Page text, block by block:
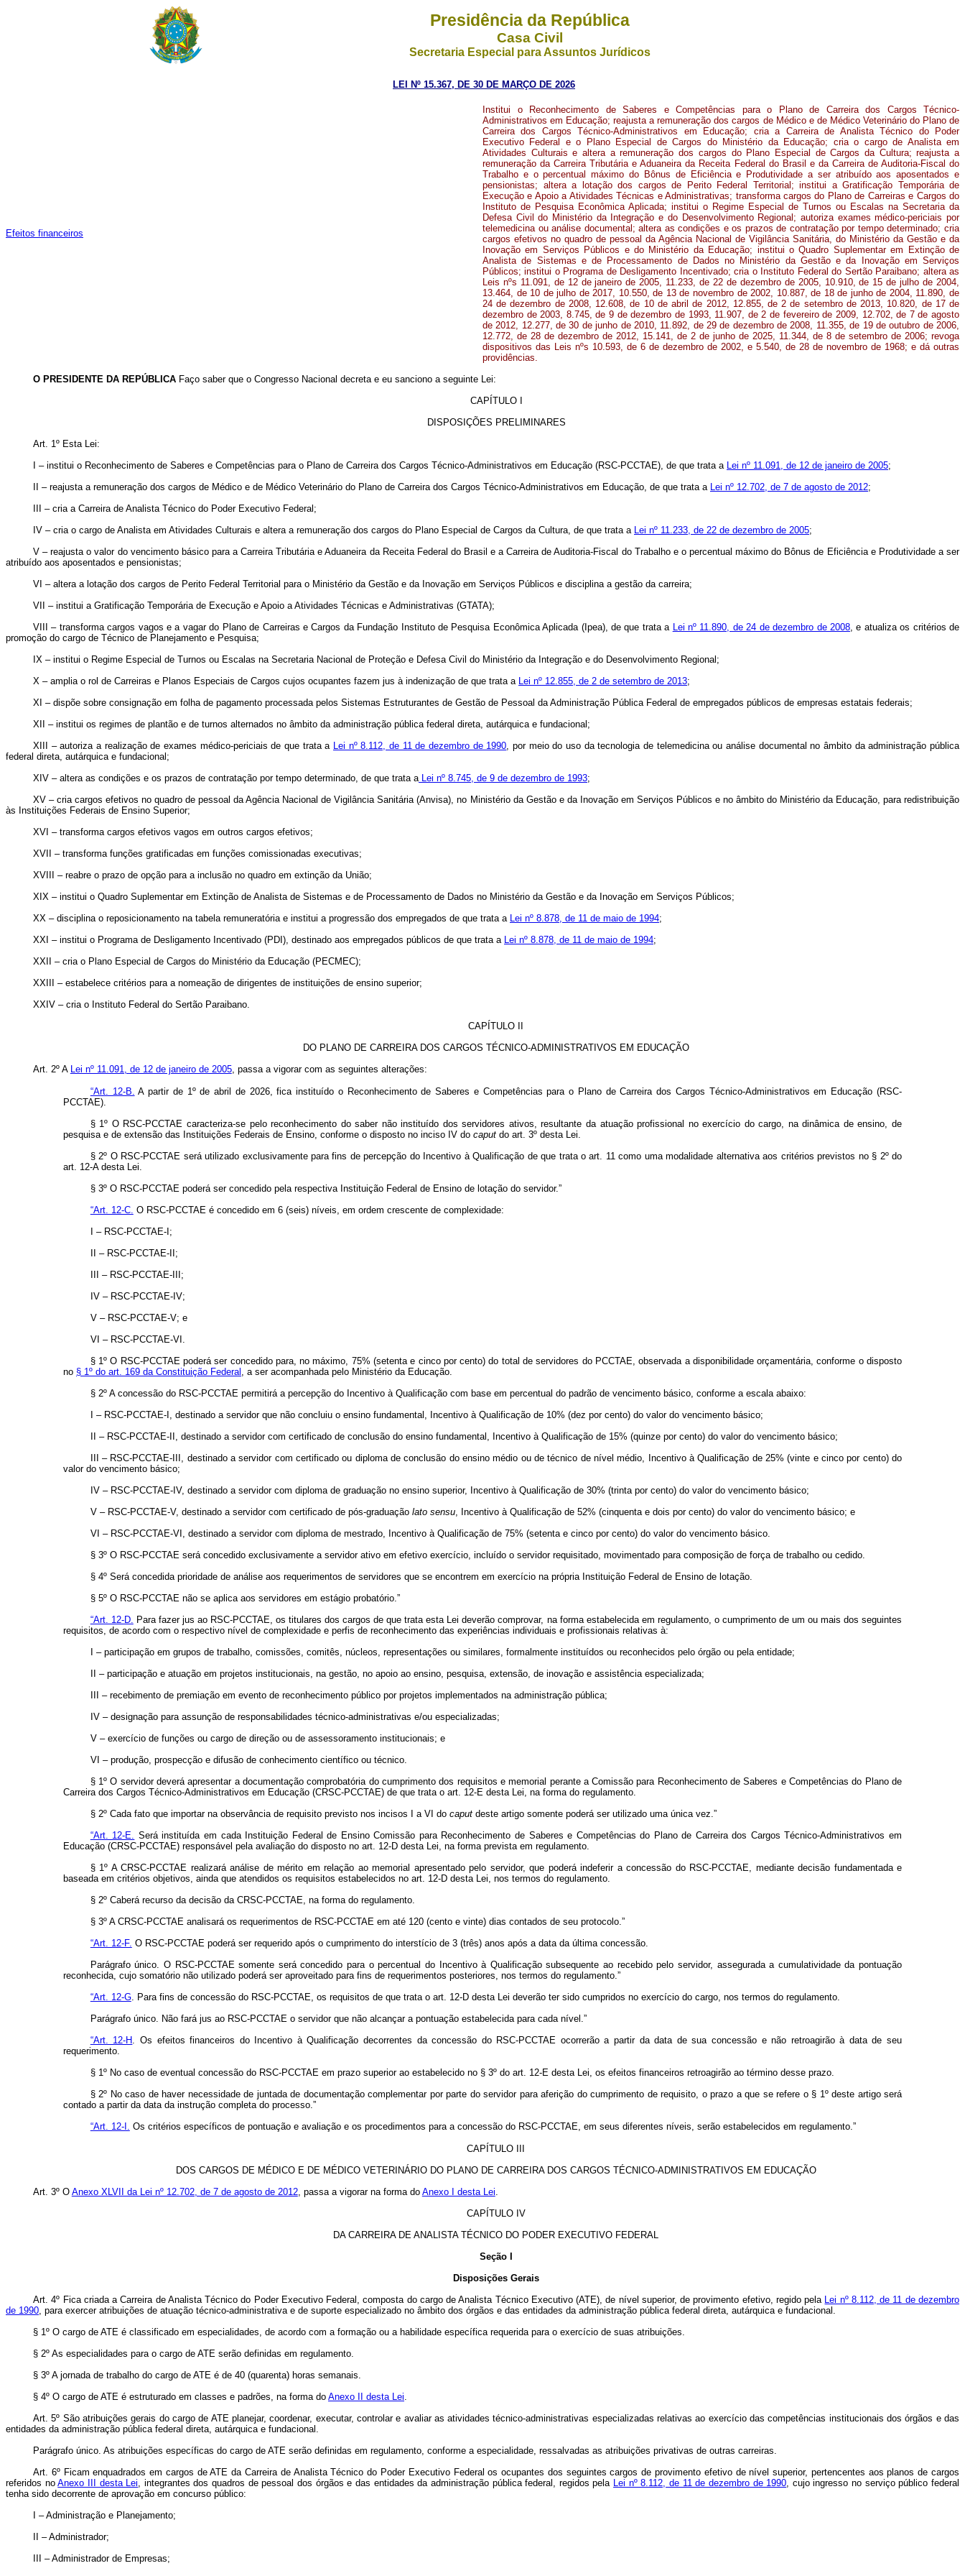
Presidência da República
Casa Civil
Secretaria Especial para Assuntos Jurídicos
LEI Nº 15.367, DE 30 DE MARÇO DE 2026
Efeitos financeiros
Institui o Reconhecimento de Saberes e Competências para o Plano de Carreira dos Cargos Técnico-
Administrativos em Educação; reajusta a remuneração dos cargos de Médico e de Médico Veterinário do Plano de
Carreira dos Cargos Técnico-Administrativos em Educação; cria a Carreira de Analista Técnico do Poder
Executivo Federal e o Plano Especial de Cargos do Ministério da Educação; cria o cargo de Analista em
Atividades Culturais e altera a remuneração dos cargos do Plano Especial de Cargos da Cultura; reajusta a
remuneração da Carreira Tributária e Aduaneira da Receita Federal do Brasil e da Carreira de Auditoria-Fiscal do
Trabalho e o percentual máximo do Bônus de Eficiência e Produtividade a ser atribuído aos aposentados e
pensionistas; altera a lotação dos cargos de Perito Federal Territorial; institui a Gratificação Temporária de
Execução e Apoio a Atividades Técnicas e Administrativas; transforma cargos do Plano de Carreiras e Cargos do
Instituto de Pesquisa Econômica Aplicada; institui o Regime Especial de Turnos ou Escalas na Secretaria da
Defesa Civil do Ministério da Integração e do Desenvolvimento Regional; autoriza exames médico-periciais por
telemedicina ou análise documental; altera as condições e os prazos de contratação por tempo determinado; cria
cargos efetivos no quadro de pessoal da Agência Nacional de Vigilância Sanitária, do Ministério da Gestão e da
Inovação em Serviços Públicos e do Ministério da Educação; institui o Quadro Suplementar em Extinção de
Analista de Sistemas e de Processamento de Dados no Ministério da Gestão e da Inovação em Serviços
Públicos; institui o Programa de Desligamento Incentivado; cria o Instituto Federal do Sertão Paraibano; altera as
Leis nºs 11.091, de 12 de janeiro de 2005, 11.233, de 22 de dezembro de 2005, 10.910, de 15 de julho de 2004,
13.464, de 10 de julho de 2017, 10.550, de 13 de novembro de 2002, 10.887, de 18 de junho de 2004, 11.890, de
24 de dezembro de 2008, 12.608, de 10 de abril de 2012, 12.855, de 2 de setembro de 2013, 10.820, de 17 de
dezembro de 2003, 8.745, de 9 de dezembro de 1993, 11.907, de 2 de fevereiro de 2009, 12.702, de 7 de agosto
de 2012, 12.277, de 30 de junho de 2010, 11.892, de 29 de dezembro de 2008, 11.355, de 19 de outubro de 2006,
12.772, de 28 de dezembro de 2012, 15.141, de 2 de junho de 2025, 11.344, de 8 de setembro de 2006; revoga
dispositivos das Leis nºs 10.593, de 6 de dezembro de 2002, e 5.540, de 28 de novembro de 1968; e dá outras
providências.
O PRESIDENTE DA REPÚBLICA Faço saber que o Congresso Nacional decreta e eu sanciono a seguinte Lei:
CAPÍTULO I
DISPOSIÇÕES PRELIMINARES
Art. 1º Esta Lei:
I – institui o Reconhecimento de Saberes e Competências para o Plano de Carreira dos Cargos Técnico-Administrativos em Educação (RSC-PCCTAE), de que trata a Lei nº 11.091, de 12 de janeiro de 2005;
II – reajusta a remuneração dos cargos de Médico e de Médico Veterinário do Plano de Carreira dos Cargos Técnico-Administrativos em Educação, de que trata a Lei nº 12.702, de 7 de agosto de 2012;
III – cria a Carreira de Analista Técnico do Poder Executivo Federal;
IV – cria o cargo de Analista em Atividades Culturais e altera a remuneração dos cargos do Plano Especial de Cargos da Cultura, de que trata a Lei nº 11.233, de 22 de dezembro de 2005;
V – reajusta o valor do vencimento básico para a Carreira Tributária e Aduaneira da Receita Federal do Brasil e a Carreira de Auditoria-Fiscal do Trabalho e o percentual máximo do Bônus de Eficiência e Produtividade a ser
atribuído aos aposentados e pensionistas;
VI – altera a lotação dos cargos de Perito Federal Territorial para o Ministério da Gestão e da Inovação em Serviços Públicos e disciplina a gestão da carreira;
VII – institui a Gratificação Temporária de Execução e Apoio a Atividades Técnicas e Administrativas (GTATA);
VIII – transforma cargos vagos e a vagar do Plano de Carreiras e Cargos da Fundação Instituto de Pesquisa Econômica Aplicada (Ipea), de que trata a Lei nº 11.890, de 24 de dezembro de 2008, e atualiza os critérios de
promoção do cargo de Técnico de Planejamento e Pesquisa;
IX – institui o Regime Especial de Turnos ou Escalas na Secretaria Nacional de Proteção e Defesa Civil do Ministério da Integração e do Desenvolvimento Regional;
X – amplia o rol de Carreiras e Planos Especiais de Cargos cujos ocupantes fazem jus à indenização de que trata a Lei nº 12.855, de 2 de setembro de 2013;
XI – dispõe sobre consignação em folha de pagamento processada pelos Sistemas Estruturantes de Gestão de Pessoal da Administração Pública Federal de empregados públicos de empresas estatais federais;
XII – institui os regimes de plantão e de turnos alternados no âmbito da administração pública federal direta, autárquica e fundacional;
XIII – autoriza a realização de exames médico-periciais de que trata a Lei nº 8.112, de 11 de dezembro de 1990, por meio do uso da tecnologia de telemedicina ou análise documental no âmbito da administração pública
federal direta, autárquica e fundacional;
XIV – altera as condições e os prazos de contratação por tempo determinado, de que trata aLei nº 8.745, de 9 de dezembro de 1993;
XV – cria cargos efetivos no quadro de pessoal da Agência Nacional de Vigilância Sanitária (Anvisa), no Ministério da Gestão e da Inovação em Serviços Públicos e no âmbito do Ministério da Educação, para redistribuição
às Instituições Federais de Ensino Superior;
XVI – transforma cargos efetivos vagos em outros cargos efetivos;
XVII – transforma funções gratificadas em funções comissionadas executivas;
XVIII – reabre o prazo de opção para a inclusão no quadro em extinção da União;
XIX – institui o Quadro Suplementar em Extinção de Analista de Sistemas e de Processamento de Dados no Ministério da Gestão e da Inovação em Serviços Públicos;
XX – disciplina o reposicionamento na tabela remuneratória e institui a progressão dos empregados de que trata a Lei nº 8.878, de 11 de maio de 1994;
XXI – institui o Programa de Desligamento Incentivado (PDI), destinado aos empregados públicos de que trata a Lei nº 8.878, de 11 de maio de 1994;
XXII – cria o Plano Especial de Cargos do Ministério da Educação (PECMEC);
XXIII – estabelece critérios para a nomeação de dirigentes de instituições de ensino superior;
XXIV – cria o Instituto Federal do Sertão Paraibano.
CAPÍTULO II
DO PLANO DE CARREIRA DOS CARGOS TÉCNICO-ADMINISTRATIVOS EM EDUCAÇÃO
Art. 2º A Lei nº 11.091, de 12 de janeiro de 2005, passa a vigorar com as seguintes alterações:
“Art. 12-B. A partir de 1º de abril de 2026, fica instituído o Reconhecimento de Saberes e Competências para o Plano de Carreira dos Cargos Técnico-Administrativos em Educação (RSC-
PCCTAE).
§ 1º O RSC-PCCTAE caracteriza-se pelo reconhecimento do saber não instituído dos servidores ativos, resultante da atuação profissional no exercício do cargo, na dinâmica de ensino, de
pesquisa e de extensão das Instituições Federais de Ensino, conforme o disposto no inciso IV do caput do art. 3º desta Lei.
§ 2º O RSC-PCCTAE será utilizado exclusivamente para fins de percepção do Incentivo à Qualificação de que trata o art. 11 como uma modalidade alternativa aos critérios previstos no § 2º do
art. 12-A desta Lei.
§ 3º O RSC-PCCTAE poderá ser concedido pela respectiva Instituição Federal de Ensino de lotação do servidor.”
“Art. 12-C. O RSC-PCCTAE é concedido em 6 (seis) níveis, em ordem crescente de complexidade:
I – RSC-PCCTAE-I;
II – RSC-PCCTAE-II;
III – RSC-PCCTAE-III;
IV – RSC-PCCTAE-IV;
V – RSC-PCCTAE-V; e
VI – RSC-PCCTAE-VI.
§ 1º O RSC-PCCTAE poderá ser concedido para, no máximo, 75% (setenta e cinco por cento) do total de servidores do PCCTAE, observada a disponibilidade orçamentária, conforme o disposto
no § 1º do art. 169 da Constituição Federal , a ser acompanhada pelo Ministério da Educação.
§ 2º A concessão do RSC-PCCTAE permitirá a percepção do Incentivo à Qualificação com base em percentual do padrão de vencimento básico, conforme a escala abaixo:
I – RSC-PCCTAE-I, destinado a servidor que não concluiu o ensino fundamental, Incentivo à Qualificação de 10% (dez por cento) do valor do vencimento básico;
II – RSC-PCCTAE-II, destinado a servidor com certificado de conclusão do ensino fundamental, Incentivo à Qualificação de 15% (quinze por cento) do valor do vencimento básico;
III – RSC-PCCTAE-III, destinado a servidor com certificado ou diploma de conclusão do ensino médio ou de técnico de nível médio, Incentivo à Qualificação de 25% (vinte e cinco por cento) do
valor do vencimento básico;
IV – RSC-PCCTAE-IV, destinado a servidor com diploma de graduação no ensino superior, Incentivo à Qualificação de 30% (trinta por cento) do valor do vencimento básico;
V – RSC-PCCTAE-V, destinado a servidor com certificado de pós-graduação lato sensu, Incentivo à Qualificação de 52% (cinquenta e dois por cento) do valor do vencimento básico; e
VI – RSC-PCCTAE-VI, destinado a servidor com diploma de mestrado, Incentivo à Qualificação de 75% (setenta e cinco por cento) do valor do vencimento básico.
§ 3º O RSC-PCCTAE será concedido exclusivamente a servidor ativo em efetivo exercício, incluído o servidor requisitado, movimentado para composição de força de trabalho ou cedido.
§ 4º Será concedida prioridade de análise aos requerimentos de servidores que se encontrem em exercício na própria Instituição Federal de Ensino de lotação.
§ 5º O RSC-PCCTAE não se aplica aos servidores em estágio probatório.”
“Art. 12-D. Para fazer jus ao RSC-PCCTAE, os titulares dos cargos de que trata esta Lei deverão comprovar, na forma estabelecida em regulamento, o cumprimento de um ou mais dos seguintes
requisitos, de acordo com o respectivo nível de complexidade e perfis de reconhecimento das experiências individuais e profissionais relativas à:
I – participação em grupos de trabalho, comissões, comitês, núcleos, representações ou similares, formalmente instituídos ou reconhecidos pelo órgão ou pela entidade;
II – participação e atuação em projetos institucionais, na gestão, no apoio ao ensino, pesquisa, extensão, de inovação e assistência especializada;
III – recebimento de premiação em evento de reconhecimento público por projetos implementados na administração pública;
IV – designação para assunção de responsabilidades técnico-administrativas e/ou especializadas;
V – exercício de funções ou cargo de direção ou de assessoramento institucionais; e
VI – produção, prospecção e difusão de conhecimento científico ou técnico.
§ 1º O servidor deverá apresentar a documentação comprobatória do cumprimento dos requisitos e memorial perante a Comissão para Reconhecimento de Saberes e Competências do Plano de
Carreira dos Cargos Técnico-Administrativos em Educação (CRSC-PCCTAE) de que trata o art. 12-E desta Lei, na forma do regulamento.
§ 2º Cada fato que importar na observância de requisito previsto nos incisos I a VI do caputdeste artigo somente poderá ser utilizado uma única vez.”
“Art. 12-E. Será instituída em cada Instituição Federal de Ensino Comissão para Reconhecimento de Saberes e Competências do Plano de Carreira dos Cargos Técnico-Administrativos em
Educação (CRSC-PCCTAE) responsável pela avaliação do disposto no art. 12-D desta Lei, na forma prevista em regulamento.
§ 1º A CRSC-PCCTAE realizará análise de mérito em relação ao memorial apresentado pelo servidor, que poderá indeferir a concessão do RSC-PCCTAE, mediante decisão fundamentada e
baseada em critérios objetivos, ainda que atendidos os requisitos estabelecidos no art. 12-D desta Lei, nos termos do regulamento.
§ 2º Caberá recurso da decisão da CRSC-PCCTAE, na forma do regulamento.
§ 3º A CRSC-PCCTAE analisará os requerimentos de RSC-PCCTAE em até 120 (cento e vinte) dias contados de seu protocolo.”
“Art. 12-F. O RSC-PCCTAE poderá ser requerido após o cumprimento do interstício de 3 (três) anos após a data da última concessão.
Parágrafo único. O RSC-PCCTAE somente será concedido para o percentual do Incentivo à Qualificação subsequente ao recebido pelo servidor, assegurada a cumulatividade da pontuação
reconhecida, cujo somatório não utilizado poderá ser aproveitado para fins de requerimentos posteriores, nos termos do regulamento.”
“Art. 12-G. Para fins de concessão do RSC-PCCTAE, os requisitos de que trata o art. 12-D desta Lei deverão ter sido cumpridos no exercício do cargo, nos termos do regulamento.
Parágrafo único. Não fará jus ao RSC-PCCTAE o servidor que não alcançar a pontuação estabelecida para cada nível.”
“Art. 12-H. Os efeitos financeiros do Incentivo à Qualificação decorrentes da concessão do RSC-PCCTAE ocorrerão a partir da data de sua concessão e não retroagirão à data de seu
requerimento.
§ 1º No caso de eventual concessão do RSC-PCCTAE em prazo superior ao estabelecido no § 3º do art. 12-E desta Lei, os efeitos financeiros retroagirão ao término desse prazo.
§ 2º No caso de haver necessidade de juntada de documentação complementar por parte do servidor para aferição do cumprimento de requisito, o prazo a que se refere o § 1º deste artigo será
contado a partir da data da instrução completa do processo.”
“Art. 12-I. Os critérios específicos de pontuação e avaliação e os procedimentos para a concessão do RSC-PCCTAE, em seus diferentes níveis, serão estabelecidos em regulamento.”
CAPÍTULO III
DOS CARGOS DE MÉDICO E DE MÉDICO VETERINÁRIO DO PLANO DE CARREIRA DOS CARGOS TÉCNICO-ADMINISTRATIVOS EM EDUCAÇÃO
Art. 3º O Anexo XLVII da Lei nº 12.702, de 7 de agosto de 2012, passa a vigorar na forma do Anexo I desta Lei.
CAPÍTULO IV
DA CARREIRA DE ANALISTA TÉCNICO DO PODER EXECUTIVO FEDERAL
Seção I
Disposições Gerais
Art. 4º Fica criada a Carreira de Analista Técnico do Poder Executivo Federal, composta do cargo de Analista Técnico Executivo (ATE), de nível superior, de provimento efetivo, regido pela Lei nº 8.112, de 11 de dezembro
de 1990, para exercer atribuições de atuação técnico-administrativa e de suporte especializado no âmbito dos órgãos e das entidades da administração pública federal direta, autárquica e fundacional.
§ 1º O cargo de ATE é classificado em especialidades, de acordo com a formação ou a habilidade específica requerida para o exercício de suas atribuições.
§ 2º As especialidades para o cargo de ATE serão definidas em regulamento.
§ 3º A jornada de trabalho do cargo de ATE é de 40 (quarenta) horas semanais.
§ 4º O cargo de ATE é estruturado em classes e padrões, na forma do Anexo II desta Lei.
Art. 5º São atribuições gerais do cargo de ATE planejar, coordenar, executar, controlar e avaliar as atividades técnico-administrativas especializadas relativas ao exercício das competências institucionais dos órgãos e das
entidades da administração pública federal direta, autárquica e fundacional.
Parágrafo único. As atribuições específicas do cargo de ATE serão definidas em regulamento, conforme a especialidade, ressalvadas as atribuições privativas de outras carreiras.
Art. 6º Ficam enquadrados em cargos de ATE da Carreira de Analista Técnico do Poder Executivo Federal os ocupantes dos seguintes cargos de provimento efetivo de nível superior, pertencentes aos planos de cargos
referidos noAnexo III desta Lei, integrantes dos quadros de pessoal dos órgãos e das entidades da administração pública federal, regidos pela Lei nº 8.112, de 11 de dezembro de 1990, cujo ingresso no serviço público federal
tenha sido decorrente de aprovação em concurso público:
I – Administração e Planejamento;
II – Administrador;
III – Administrador de Empresas;